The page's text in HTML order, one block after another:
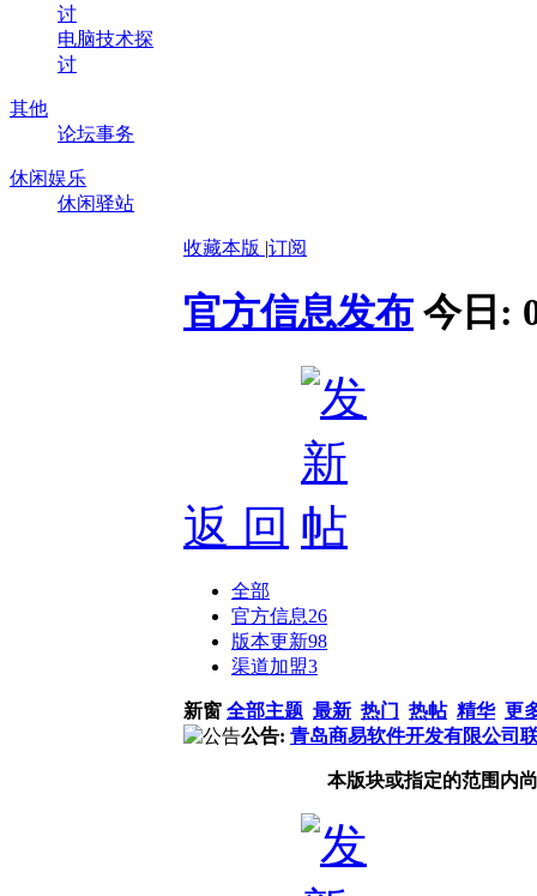
讨
电脑技术探
讨
其他
论坛事务
休闲娱乐
休闲驿站
收藏本版 |订阅
官方信息发布 今日:
返 回
全部
官方信息26
版本更新98
渠道加盟3
新窗 全部主题 最新 热门 热帖 精华 更
公告: 青岛商易软件开发有限公司
本版块或指定的范围内